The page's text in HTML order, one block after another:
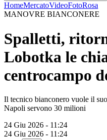
HomeMercatoVideoFotoRosa
MANOVRE BIANCONERE
Spalletti,
Lobotka le
centrocampo
Il tecnico bianconero vuole il
Napoli servono 30 milioni
24 Giu 2026 - 11:24
24 Giu 2026 - 11:24